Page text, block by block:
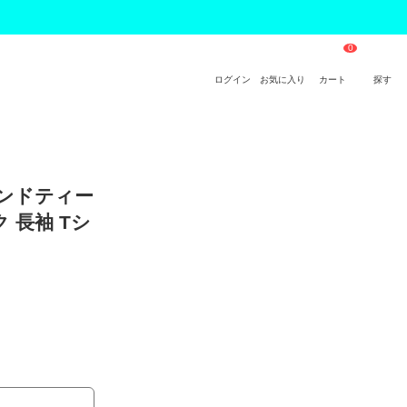
ログイン お気に入り カート 探す
ドティー
長袖 Tシ